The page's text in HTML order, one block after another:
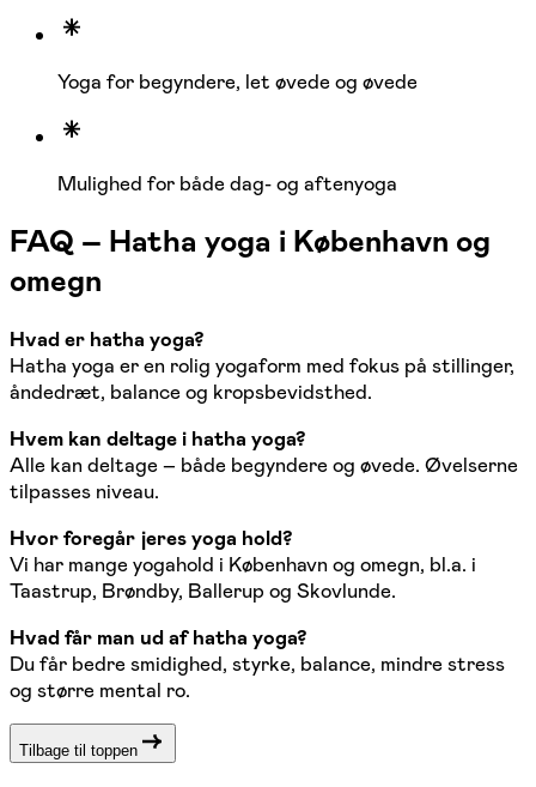
Yoga for begyndere, let øvede og øvede
Mulighed for både dag- og aftenyoga
FAQ – Hatha yoga i København og
omegn
Hvad er hatha yoga?
Hatha yoga er en rolig yogaform med fokus på stillinger,
åndedræt, balance og kropsbevidsthed.
Hvem kan deltage i hatha yoga?
Alle kan deltage – både begyndere og øvede. Øvelserne
tilpasses niveau.
Hvor foregår jeres yoga hold?
Vi har mange yogahold i København og omegn, bl.a. i
Taastrup, Brøndby, Ballerup og Skovlunde.
Hvad får man ud af hatha yoga?
Du får bedre smidighed, styrke, balance, mindre stress
og større mental ro.
Tilbage til toppen